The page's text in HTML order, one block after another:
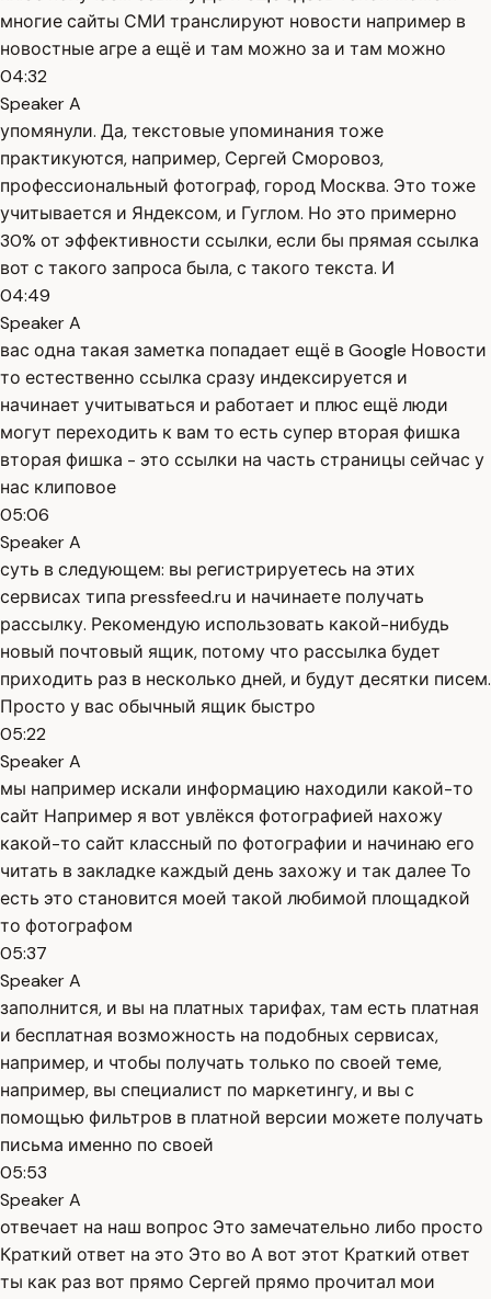
многие сайты СМИ транслируют новости например в
новостные агре а ещё и там можно за и там можно
04:32
Speaker A
упомянули. Да, текстовые упоминания тоже
практикуются, например, Сергей Сморовоз,
профессиональный фотограф, город Москва. Это тоже
учитывается и Яндексом, и Гуглом. Но это примерно
30% от эффективности ссылки, если бы прямая ссылка
вот с такого запроса была, с такого текста. И
04:49
Speaker A
вас одна такая заметка попадает ещё в Google Новости
то естественно ссылка сразу индексируется и
начинает учитываться и работает и плюс ещё люди
могут переходить к вам то есть супер вторая фишка
вторая фишка - это ссылки на часть страницы сейчас у
нас клиповое
05:06
Speaker A
суть в следующем: вы регистрируетесь на этих
сервисах типа pressfeed.ru и начинаете получать
рассылку. Рекомендую использовать какой-нибудь
новый почтовый ящик, потому что рассылка будет
приходить раз в несколько дней, и будут десятки писем.
Просто у вас обычный ящик быстро
05:22
Speaker A
мы например искали информацию находили какой-то
сайт Например я вот увлёкся фотографией нахожу
какой-то сайт классный по фотографии и начинаю его
читать в закладке каждый день захожу и так далее То
есть это становится моей такой любимой площадкой
то фотографом
05:37
Speaker A
заполнится, и вы на платных тарифах, там есть платная
и бесплатная возможность на подобных сервисах,
например, и чтобы получать только по своей теме,
например, вы специалист по маркетингу, и вы с
помощью фильтров в платной версии можете получать
письма именно по своей
05:53
Speaker A
отвечает на наш вопрос Это замечательно либо просто
Краткий ответ на это Это во А вот этот Краткий ответ
ты как раз вот прямо Сергей прямо прочитал мои